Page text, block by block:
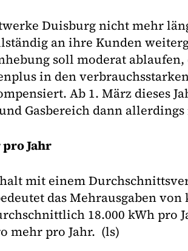
Duisburg nicht mehr
an ihre Kunden
soll moderat
in den
Ab 1. März dieses
Gasbereich dann allerdings
Jahr
mit einem
das Mehrausgaben von
18.000 kWh pro
mehr pro Jahr. (ls)